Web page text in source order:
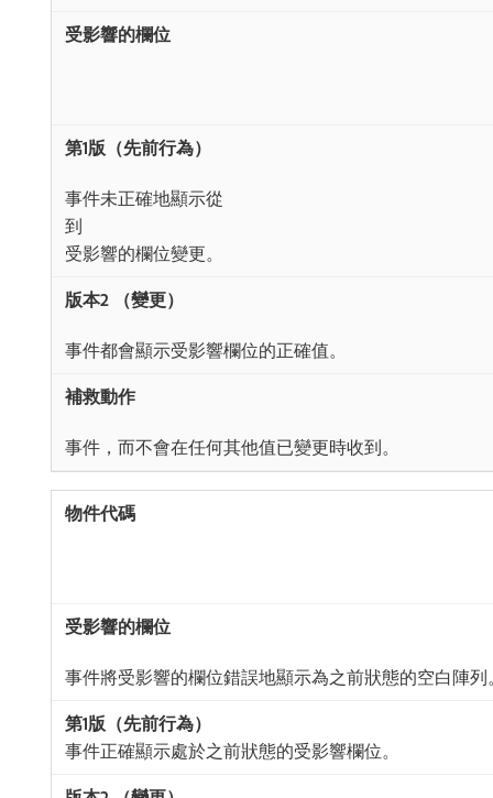
事件未正確地顯示從
到
受影響的欄位變更。
事件都會顯示受影響欄位的正確值。
事件，而不會在任何其他值已變更時收到。
事件將受影響的欄位錯誤地顯示為之前狀態的空白陣列
事件正確顯示處於之前狀態的受影響欄位。